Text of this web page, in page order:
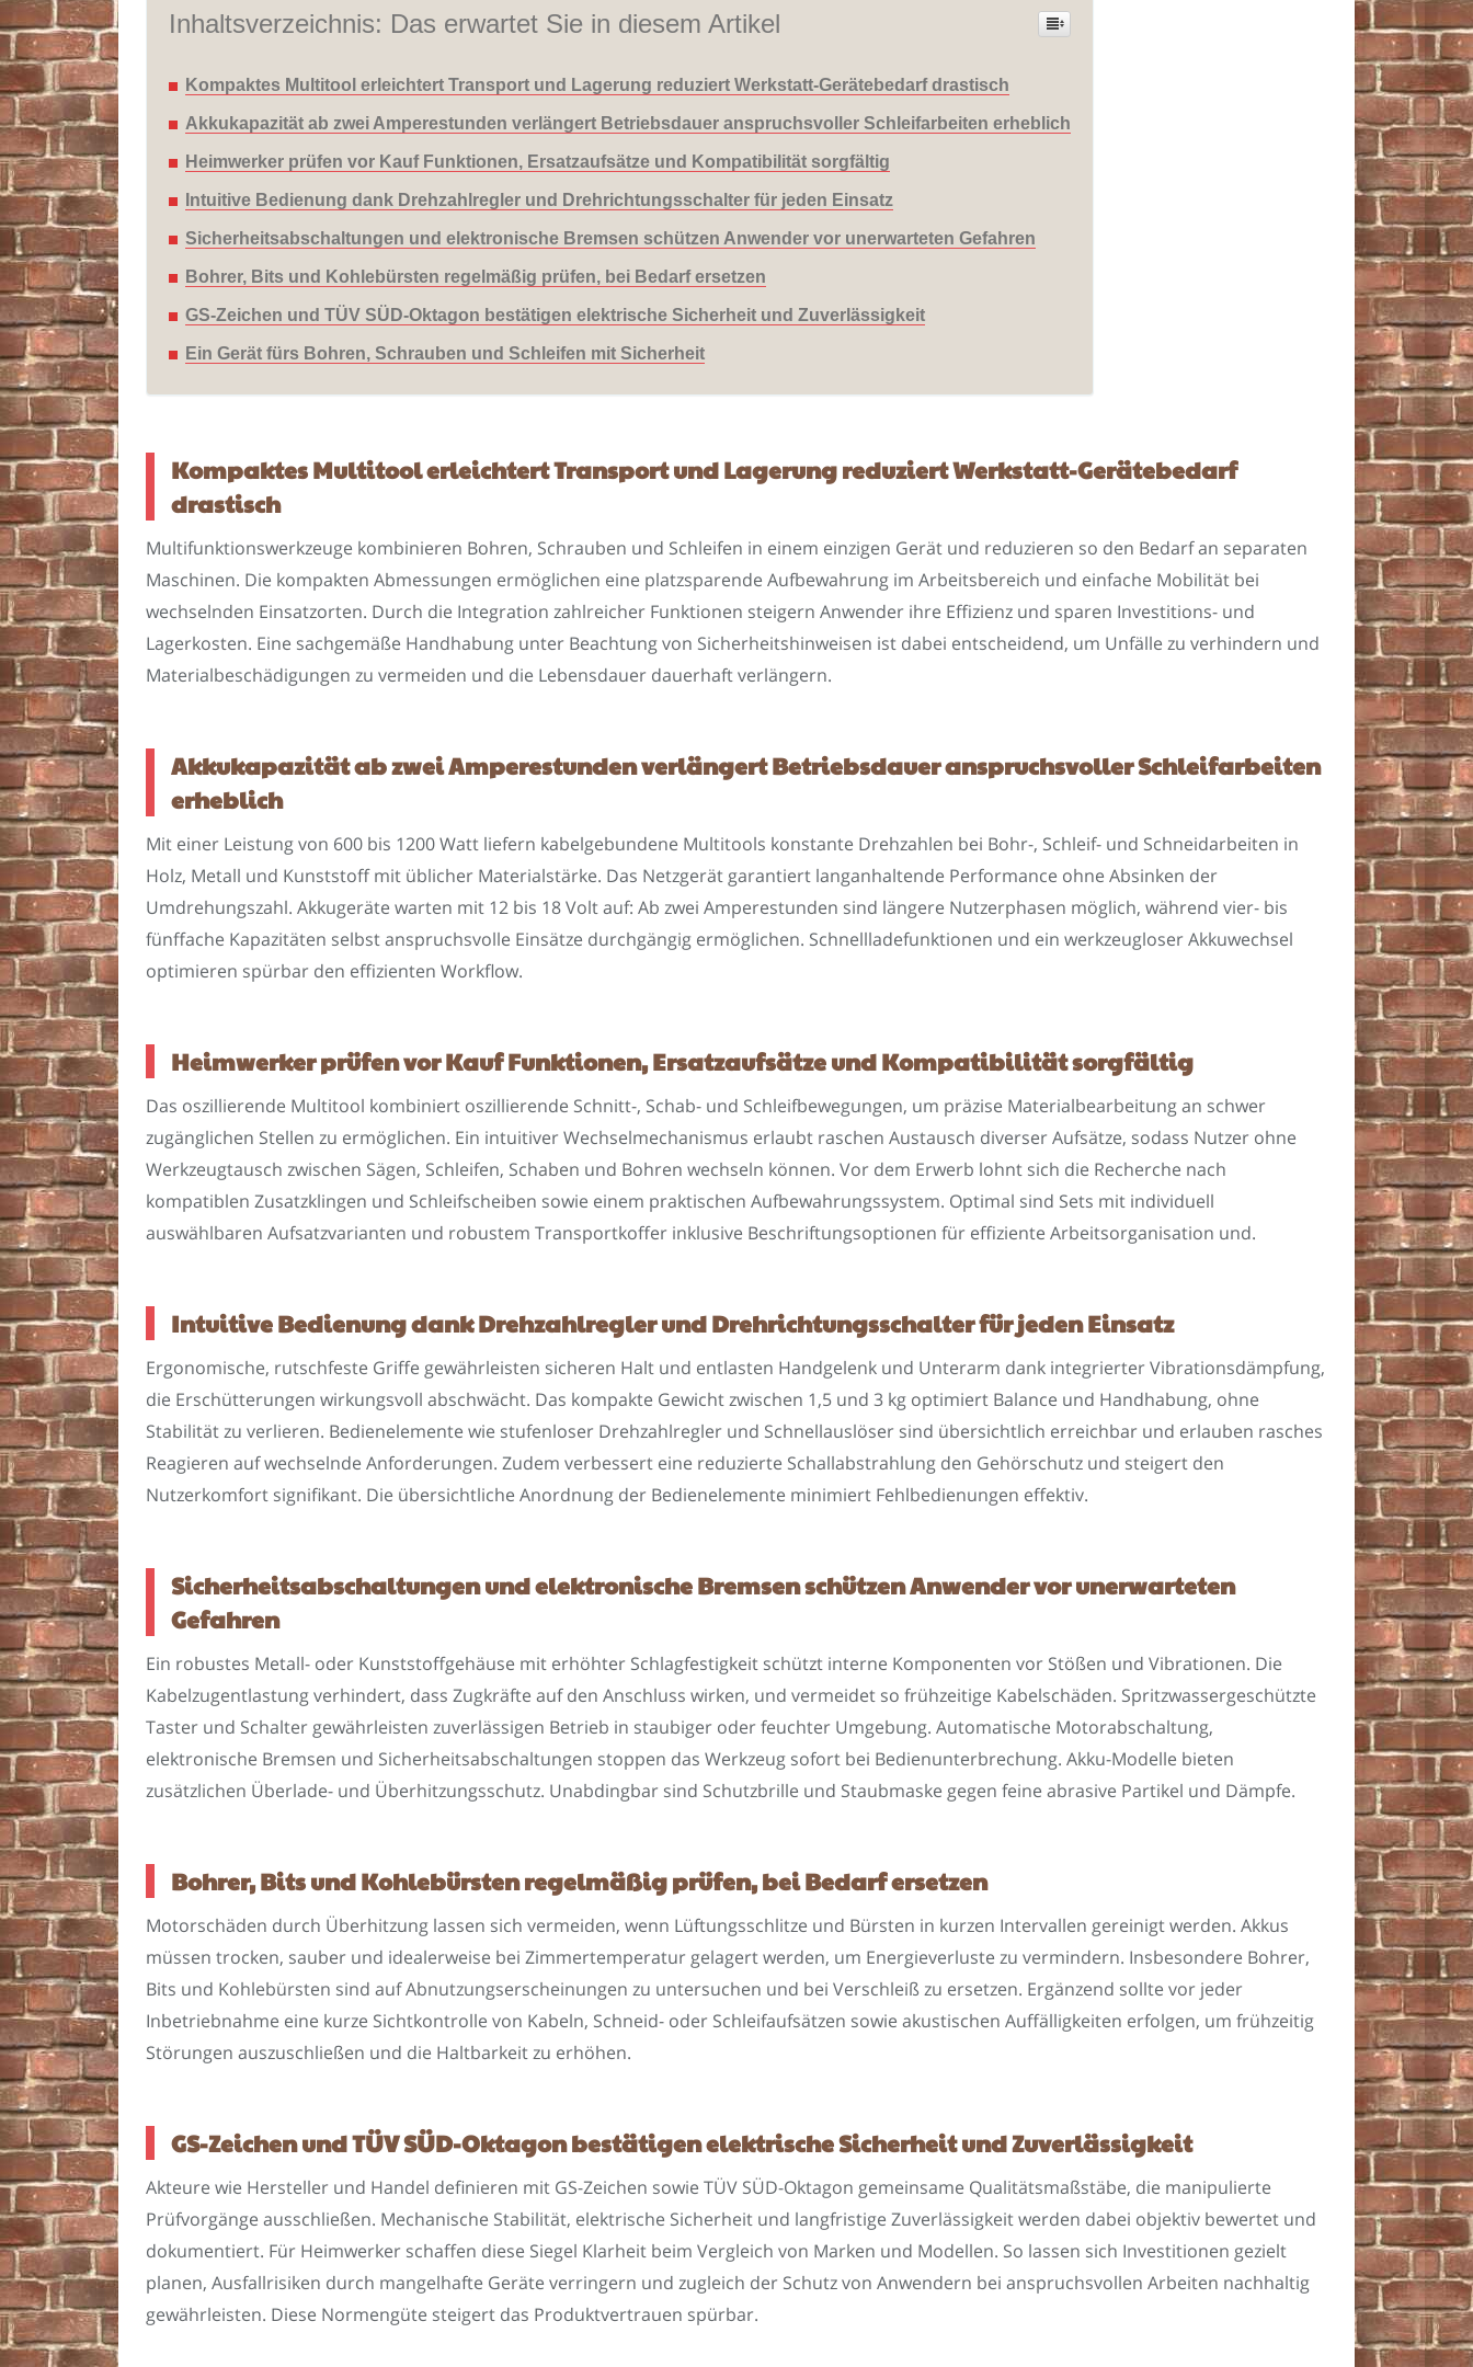
Inhaltsverzeichnis: Das erwartet Sie in diesem Artikel
Kompaktes Multitool erleichtert Transport und Lagerung reduziert Werkstatt-Gerätebedarf drastisch
Akkukapazität ab zwei Amperestunden verlängert Betriebsdauer anspruchsvoller Schleifarbeiten erheblich
Heimwerker prüfen vor Kauf Funktionen, Ersatzaufsätze und Kompatibilität sorgfältig
Intuitive Bedienung dank Drehzahlregler und Drehrichtungsschalter für jeden Einsatz
Sicherheitsabschaltungen und elektronische Bremsen schützen Anwender vor unerwarteten Gefahren
Bohrer, Bits und Kohlebürsten regelmäßig prüfen, bei Bedarf ersetzen
GS-Zeichen und TÜV SÜD-Oktagon bestätigen elektrische Sicherheit und Zuverlässigkeit
Ein Gerät fürs Bohren, Schrauben und Schleifen mit Sicherheit
Kompaktes Multitool erleichtert Transport und Lagerung reduziert Werkstatt-Gerätebedarf
drastisch
Multifunktionswerkzeuge kombinieren Bohren, Schrauben und Schleifen in einem einzigen Gerät und reduzieren so den Bedarf an separaten
Maschinen. Die kompakten Abmessungen ermöglichen eine platzsparende Aufbewahrung im Arbeitsbereich und einfache Mobilität bei
wechselnden Einsatzorten. Durch die Integration zahlreicher Funktionen steigern Anwender ihre Effizienz und sparen Investitions- und
Lagerkosten. Eine sachgemäße Handhabung unter Beachtung von Sicherheitshinweisen ist dabei entscheidend, um Unfälle zu verhindern und
Materialbeschädigungen zu vermeiden und die Lebensdauer dauerhaft verlängern.
Akkukapazität ab zwei Amperestunden verlängert Betriebsdauer anspruchsvoller Schleifarbeiten
erheblich
Mit einer Leistung von 600 bis 1200 Watt liefern kabelgebundene Multitools konstante Drehzahlen bei Bohr-, Schleif- und Schneidarbeiten in
Holz, Metall und Kunststoff mit üblicher Materialstärke. Das Netzgerät garantiert langanhaltende Performance ohne Absinken der
Umdrehungszahl. Akkugeräte warten mit 12 bis 18 Volt auf: Ab zwei Amperestunden sind längere Nutzerphasen möglich, während vier- bis
fünffache Kapazitäten selbst anspruchsvolle Einsätze durchgängig ermöglichen. Schnellladefunktionen und ein werkzeugloser Akkuwechsel
optimieren spürbar den effizienten Workflow.
Heimwerker prüfen vor Kauf Funktionen, Ersatzaufsätze und Kompatibilität sorgfältig
Das oszillierende Multitool kombiniert oszillierende Schnitt-, Schab- und Schleifbewegungen, um präzise Materialbearbeitung an schwer
zugänglichen Stellen zu ermöglichen. Ein intuitiver Wechselmechanismus erlaubt raschen Austausch diverser Aufsätze, sodass Nutzer ohne
Werkzeugtausch zwischen Sägen, Schleifen, Schaben und Bohren wechseln können. Vor dem Erwerb lohnt sich die Recherche nach
kompatiblen Zusatzklingen und Schleifscheiben sowie einem praktischen Aufbewahrungssystem. Optimal sind Sets mit individuell
auswählbaren Aufsatzvarianten und robustem Transportkoffer inklusive Beschriftungsoptionen für effiziente Arbeitsorganisation und.
Intuitive Bedienung dank Drehzahlregler und Drehrichtungsschalter für jeden Einsatz
Ergonomische, rutschfeste Griffe gewährleisten sicheren Halt und entlasten Handgelenk und Unterarm dank integrierter Vibrationsdämpfung,
die Erschütterungen wirkungsvoll abschwächt. Das kompakte Gewicht zwischen 1,5 und 3 kg optimiert Balance und Handhabung, ohne
Stabilität zu verlieren. Bedienelemente wie stufenloser Drehzahlregler und Schnellauslöser sind übersichtlich erreichbar und erlauben rasches
Reagieren auf wechselnde Anforderungen. Zudem verbessert eine reduzierte Schallabstrahlung den Gehörschutz und steigert den
Nutzerkomfort signifikant. Die übersichtliche Anordnung der Bedienelemente minimiert Fehlbedienungen effektiv.
Sicherheitsabschaltungen und elektronische Bremsen schützen Anwender vor unerwarteten
Gefahren
Ein robustes Metall- oder Kunststoffgehäuse mit erhöhter Schlagfestigkeit schützt interne Komponenten vor Stößen und Vibrationen. Die
Kabelzugentlastung verhindert, dass Zugkräfte auf den Anschluss wirken, und vermeidet so frühzeitige Kabelschäden. Spritzwassergeschützte
Taster und Schalter gewährleisten zuverlässigen Betrieb in staubiger oder feuchter Umgebung. Automatische Motorabschaltung,
elektronische Bremsen und Sicherheitsabschaltungen stoppen das Werkzeug sofort bei Bedienunterbrechung. Akku-Modelle bieten
zusätzlichen Überlade- und Überhitzungsschutz. Unabdingbar sind Schutzbrille und Staubmaske gegen feine abrasive Partikel und Dämpfe.
Bohrer, Bits und Kohlebürsten regelmäßig prüfen, bei Bedarf ersetzen
Motorschäden durch Überhitzung lassen sich vermeiden, wenn Lüftungsschlitze und Bürsten in kurzen Intervallen gereinigt werden. Akkus
müssen trocken, sauber und idealerweise bei Zimmertemperatur gelagert werden, um Energieverluste zu vermindern. Insbesondere Bohrer,
Bits und Kohlebürsten sind auf Abnutzungserscheinungen zu untersuchen und bei Verschleiß zu ersetzen. Ergänzend sollte vor jeder
Inbetriebnahme eine kurze Sichtkontrolle von Kabeln, Schneid- oder Schleifaufsätzen sowie akustischen Auffälligkeiten erfolgen, um frühzeitig
Störungen auszuschließen und die Haltbarkeit zu erhöhen.
GS-Zeichen und TÜV SÜD-Oktagon bestätigen elektrische Sicherheit und Zuverlässigkeit
Akteure wie Hersteller und Handel definieren mit GS-Zeichen sowie TÜV SÜD-Oktagon gemeinsame Qualitätsmaßstäbe, die manipulierte
Prüfvorgänge ausschließen. Mechanische Stabilität, elektrische Sicherheit und langfristige Zuverlässigkeit werden dabei objektiv bewertet und
dokumentiert. Für Heimwerker schaffen diese Siegel Klarheit beim Vergleich von Marken und Modellen. So lassen sich Investitionen gezielt
planen, Ausfallrisiken durch mangelhafte Geräte verringern und zugleich der Schutz von Anwendern bei anspruchsvollen Arbeiten nachhaltig
gewährleisten. Diese Normengüte steigert das Produktvertrauen spürbar.